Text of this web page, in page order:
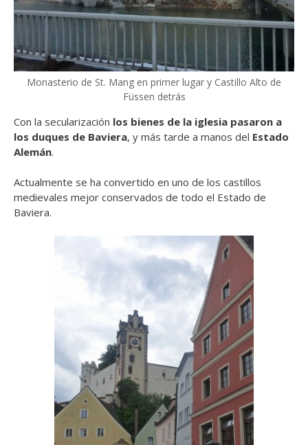
Monasterio de St. Mang en primer lugar y Castillo Alto de
Füssen detrás
Con la secularización los bienes de la iglesia pasaron a
los duques de Baviera, y más tarde a manos del Estado
Alemán.
Actualmente se ha convertido en uno de los castillos
medievales mejor conservados de todo el Estado de
Baviera.